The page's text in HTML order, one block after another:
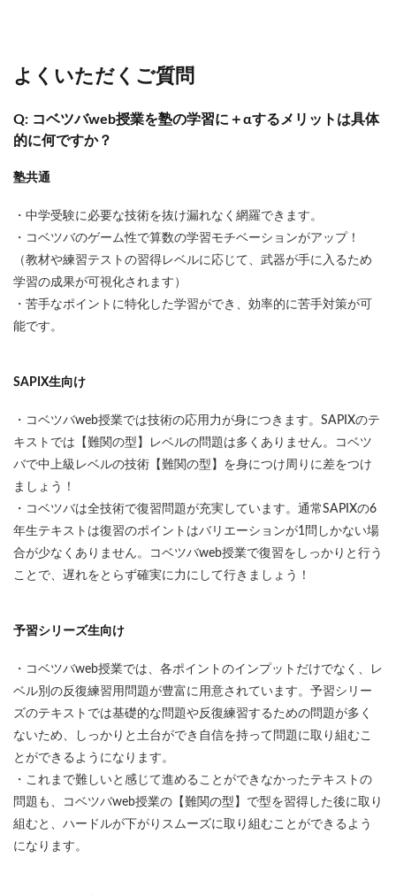
よくいただくご質問
Q: コベツバweb授業を塾の学習に＋αするメリットは具体
的に何ですか？
塾共通
・中学受験に必要な技術を抜け漏れなく網羅できます。
・コベツバのゲーム性で算数の学習モチベーションがアップ！
（教材や練習テストの習得レベルに応じて、武器が手に入るため
学習の成果が可視化されます）
・苦手なポイントに特化した学習ができ、効率的に苦手対策が可
能です。
SAPIX生向け
・コベツバweb授業では技術の応用力が身につきます。SAPIXのテ
キストでは【難関の型】レベルの問題は多くありません。コベツ
バで中上級レベルの技術【難関の型】を身につけ周りに差をつけ
ましょう！
・コベツバは全技術で復習問題が充実しています。通常SAPIXの6
年生テキストは復習のポイントはバリエーションが1問しかない場
合が少なくありません。コベツバweb授業で復習をしっかりと行う
ことで、遅れをとらず確実に力にして行きましょう！
予習シリーズ生向け
・コベツバweb授業では、各ポイントのインプットだけでなく、レ
ベル別の反復練習用問題が豊富に用意されています。予習シリー
ズのテキストでは基礎的な問題や反復練習するための問題が多く
ないため、しっかりと土台ができ自信を持って問題に取り組むこ
とができるようになります。
・これまで難しいと感じて進めることができなかったテキストの
問題も、コベツバweb授業の【難関の型】で型を習得した後に取り
組むと、ハードルが下がりスムーズに取り組むことができるよう
になります。